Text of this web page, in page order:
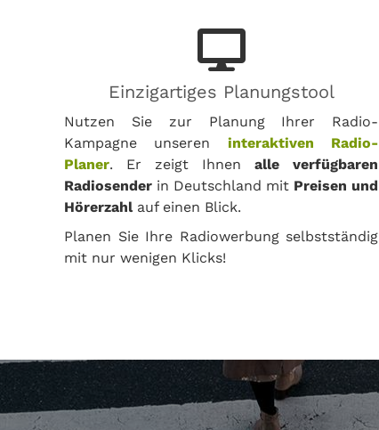
Einzigartiges Planungstool
Nutzen Sie zur Planung Ihrer Radio-
Kampagne unseren interaktiven Radio-
Planer. Er zeigt Ihnenalle verfügbaren
Radiosender in Deutschland mit Preisen und
Hörerzahlauf einen Blick.
Planen Sie Ihre Radiowerbung selbstständig
mit nur wenigen Klicks!